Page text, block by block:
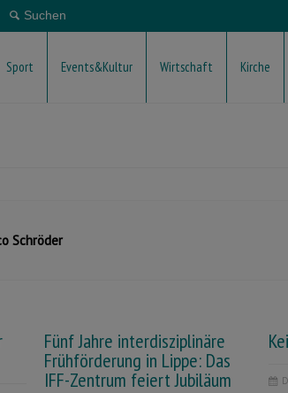
Sport Events&Kultur Wirtschaft Kirche
Schröder
Fünf Jahre interdisziplinäre
Frühförderung in Lippe: Das
IFF-Zentrum feiert Jubiläum